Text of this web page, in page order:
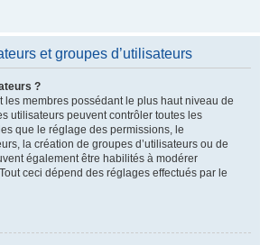
et groupes d’utilisateurs
?
les membres possédant le plus haut niveau de
utilisateurs peuvent contrôler toutes les
que le réglage des permissions, le
la création de groupes d’utilisateurs ou de
également être habilités à modérer
ceci dépend des réglages effectués par le